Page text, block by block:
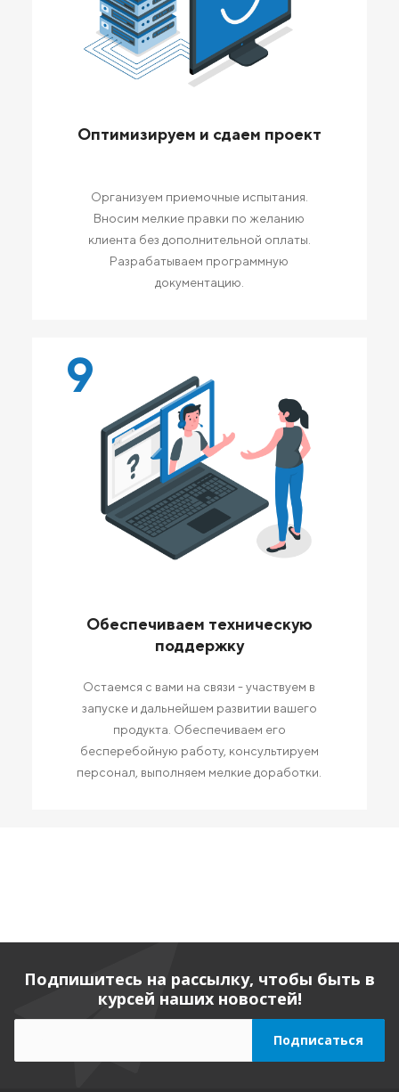
Оптимизируем и сдаем проект
Организуем приемочные испытания.
Вносим мелкие правки по желанию
клиента без дополнительной оплаты.
Разрабатываем программную
документацию.
9
Обеспечиваем техническую
поддержку
Остаемся с вами на связи - участвуем в
запуске и дальнейшем развитии вашего
продукта. Обеспечиваем его
бесперебойную работу, консультируем
персонал, выполняем мелкие доработки.
Подпишитесь на рассылку, чтобы быть в
курсей наших новостей!